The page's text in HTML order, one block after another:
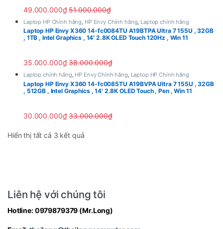
49.000.000₫ 51.000.000₫
Laptop HP Chính hãng HP Envy Chính hãng Laptop chính hãng
Laptop HP Envy X360 14-fc0084TU A19BTPA Ultra 7 155U , 32GB
, 1TB , Intel Graphics , 14′ 2.8K OLED Touch 120Hz , Win 11
35.000.000₫ 38.000.000₫
Laptop chính hãng, HP Envy Chính hãng, Laptop HP Chính hãng
Laptop HP Envy X360 14-fc0085TU A19BVPA Ultra 7 155U , 32GB
, 512GB , Intel Graphics , 14′ 2.8K OLED Touch , Pen , Win 11
30.000.000₫ 33.000.000₫
Hiển thị tất cả 3 kết quả
Liên hệ với chúng tôi
Hotline:0979879379 (Mr.Long)